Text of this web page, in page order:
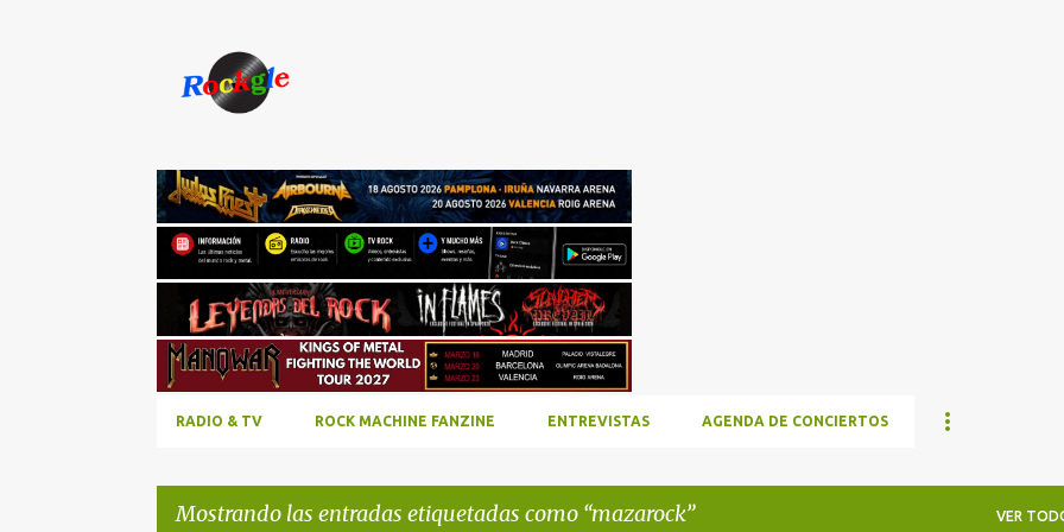
RADIO & TV ROCK MACHINE FANZINE ENTREVISTAS AGENDA DE CONCIERTOS
Mostrando las entradas etiquetadas como mazarock VER